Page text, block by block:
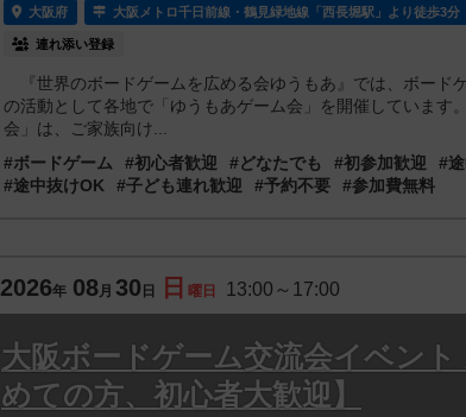
大阪府 大阪メトロ千日前線・鶴見緑地線「西長堀駅」より徒歩3分
連れ添い登録
『世界のボードゲームを広める会ゆうもあ』では、ボード
の活動として各地で「ゆうもあゲーム会」を開催しています
会」は、ご家族向け...
#ボードゲーム
#初心者歓迎 #どなたでも #初参加歓迎
#
#途中抜けOK
#子ども連れ歓迎 #予約不要 #参加費無料
2026年 08 月 30 日 日 曜日 13:00～17:00
大阪ボードゲーム交流会イベント
めての方、初心者大歓迎】